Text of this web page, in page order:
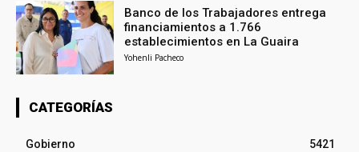
Banco de los Trabajadores entrega
financiamientos a 1.766
establecimientos en La Guaira
Yohenli Pacheco
CATEGORÍAS
Gobierno
5421